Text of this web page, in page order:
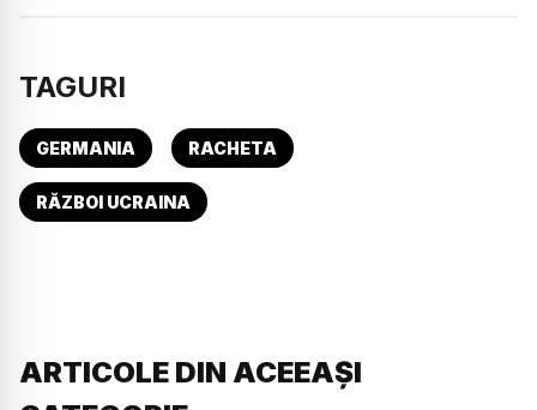
TAGURI
GERMANIA RACHETA
RĂZBOI UCRAINA
ARTICOLE DIN ACEEAȘI